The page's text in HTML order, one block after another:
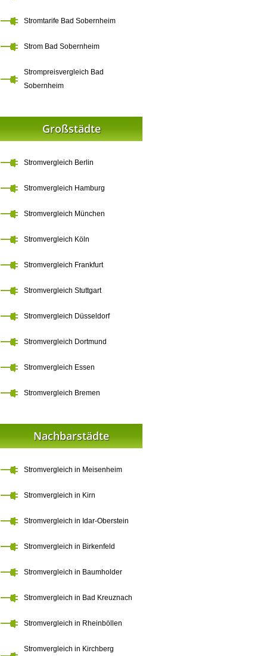
Stromtarife Bad Sobernheim
Strom Bad Sobernheim
Strompreisvergleich Bad
Sobernheim
Großstädte
Stromvergleich Berlin
Stromvergleich Hamburg
Stromvergleich München
Stromvergleich Köln
Stromvergleich Frankfurt
Stromvergleich Stuttgart
Stromvergleich Düsseldorf
Stromvergleich Dortmund
Stromvergleich Essen
Stromvergleich Bremen
Nachbarstädte
Stromvergleich in Meisenheim
Stromvergleich in Kirn
Stromvergleich in Idar-Oberstein
Stromvergleich in Birkenfeld
Stromvergleich in Baumholder
Stromvergleich in Bad Kreuznach
Stromvergleich in Rheinböllen
Stromvergleich in Kirchberg